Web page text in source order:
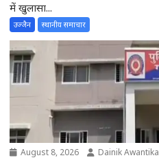
में खुलासा...
उज्जैन स्थानीय समाचार
August 8, 2026 Dainik Awantika